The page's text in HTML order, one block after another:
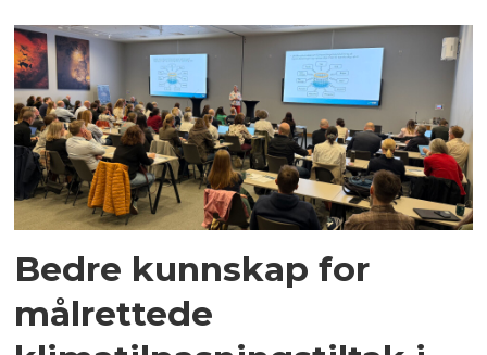
Bedre kunnskap for
målrettede